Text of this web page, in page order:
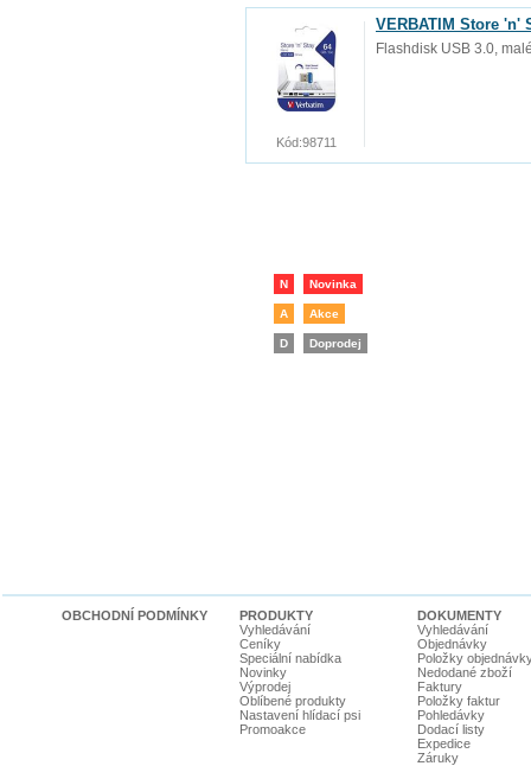
VERBATIM Store 'n'
Flashdisk USB 3.0,
Kód:98711
N Novinka
A Akce
D Doprodej
OBCHODNÍ PODMÍNKY
PRODUKTY
Vyhledávání
Ceníky
Speciální nabídka
Novinky
Výprodej
Oblíbené produkty
Nastavení hlídací psi
Promoakce
DOKUMENTY
Vyhledávání
Objednávky
Položky
Nedodané zboží
Faktury
Položky faktur
Pohledávky
Dodací listy
Expedice
Záruky